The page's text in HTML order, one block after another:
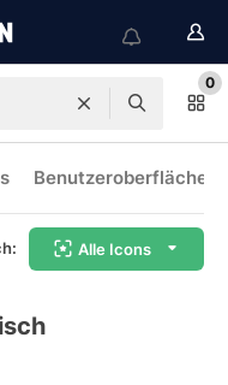
0
Alle Icons